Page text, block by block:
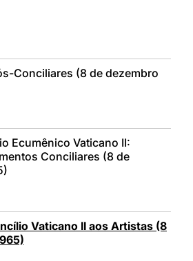
Conciliares (8 de dezembro
Ecumênico Vaticano II:
Conciliares (8 de
Vaticano II aos Artistas (8